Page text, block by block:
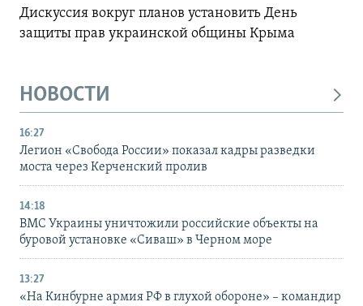
Дискуссия вокруг планов установить День
защиты прав украинской общины Крыма
НОВОСТИ
16:27
Легион «Свобода России» показал кадры разведки
моста через Керченский пролив
14:18
ВМС Украины уничтожили российские объекты на
буровой установке «Сиваш» в Черном море
13:27
«На Кинбурне армия РФ в глухой обороне» – командир